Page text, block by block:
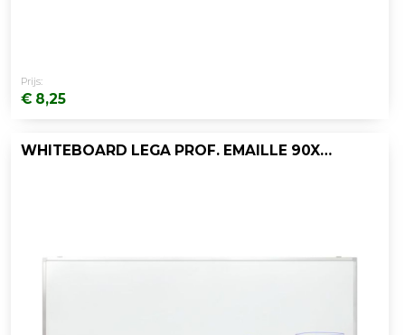
Prijs:
€ 8,25
WHITEBOARD LEGA PROF. EMAILLE 90X180